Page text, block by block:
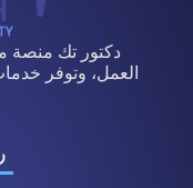
دكتور تك منصة
العمل، وتوفر